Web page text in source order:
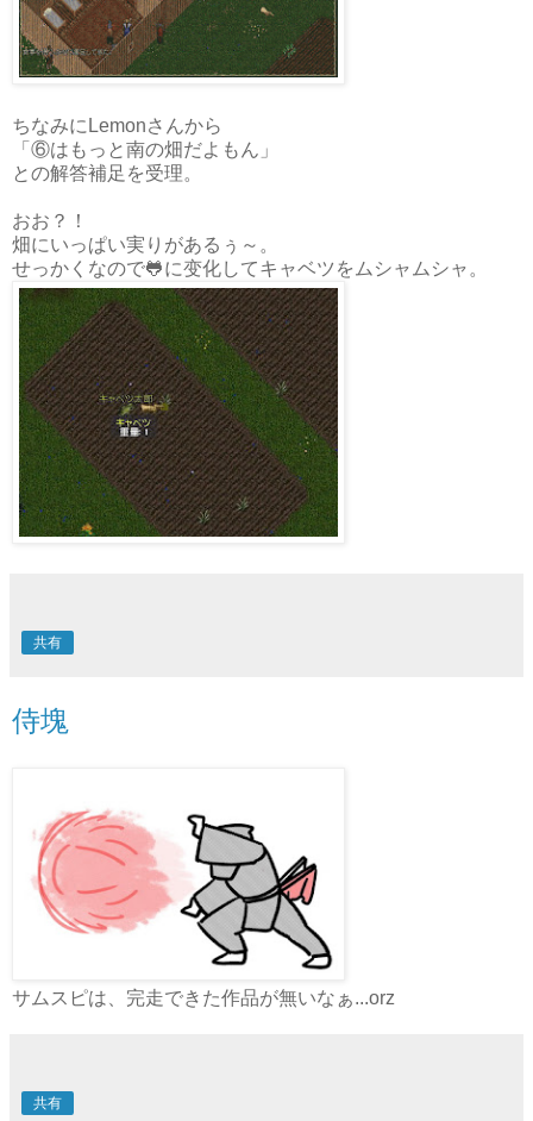
ちなみにLemonさんから
「⑥はもっと南の畑だよもん」
との解答補足を受理。
おお？！
畑にいっぱい実りがあるぅ～。
せっかくなので🐸に变化してキャベツをムシャムシャ。
共有
侍塊
サムスピは、完走できた作品が無いなぁ...orz
共有